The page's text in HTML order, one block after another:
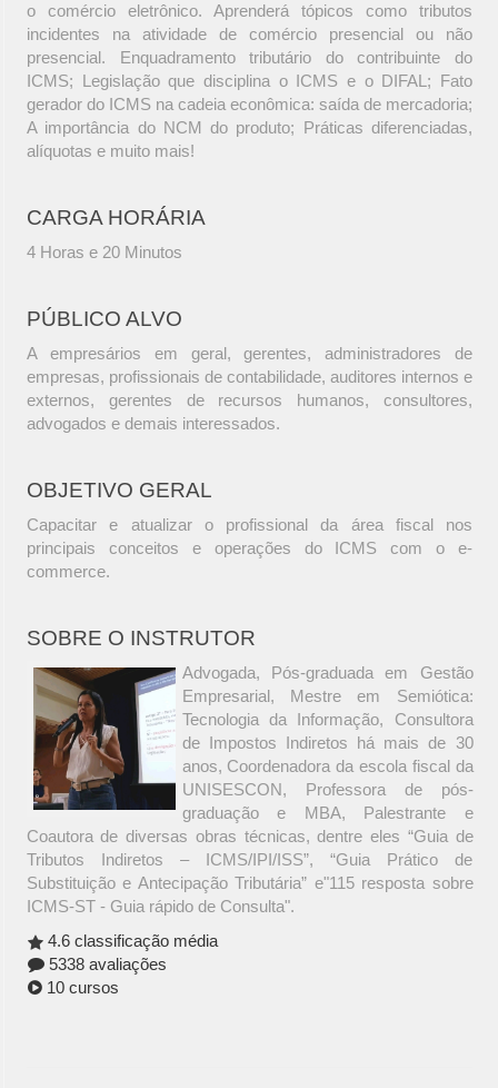
o comércio eletrônico. Aprenderá tópicos como tributos
incidentes na atividade de comércio presencial ou não
presencial. Enquadramento tributário do contribuinte do
ICMS; Legislação que disciplina o ICMS e o DIFAL; Fato
gerador do ICMS na cadeia econômica: saída de mercadoria;
A importância do NCM do produto; Práticas diferenciadas,
alíquotas e muito mais!
CARGA HORÁRIA
4 Horas e 20 Minutos
PÚBLICO ALVO
A empresários em geral, gerentes, administradores de
empresas, profissionais de contabilidade, auditores internos e
externos, gerentes de recursos humanos, consultores,
advogados e demais interessados.
OBJETIVO GERAL
Capacitar e atualizar o profissional da área fiscal nos
principais conceitos e operações do ICMS com o e-
commerce.
SOBRE O INSTRUTOR
Advogada, Pós-graduada em Gestão
Empresarial, Mestre em Semiótica:
Tecnologia da Informação, Consultora
de Impostos Indiretos há mais de 30
anos, Coordenadora da escola fiscal da
UNISESCON, Professora de pós-
graduação e MBA, Palestrante e
Coautora de diversas obras técnicas, dentre eles “Guia de
Tributos Indiretos – ICMS/IPI/ISS”, “Guia Prático de
Substituição e Antecipação Tributária” e"115 resposta sobre
ICMS-ST - Guia rápido de Consulta".
4.6 classificação média
5338 avaliações
10 cursos